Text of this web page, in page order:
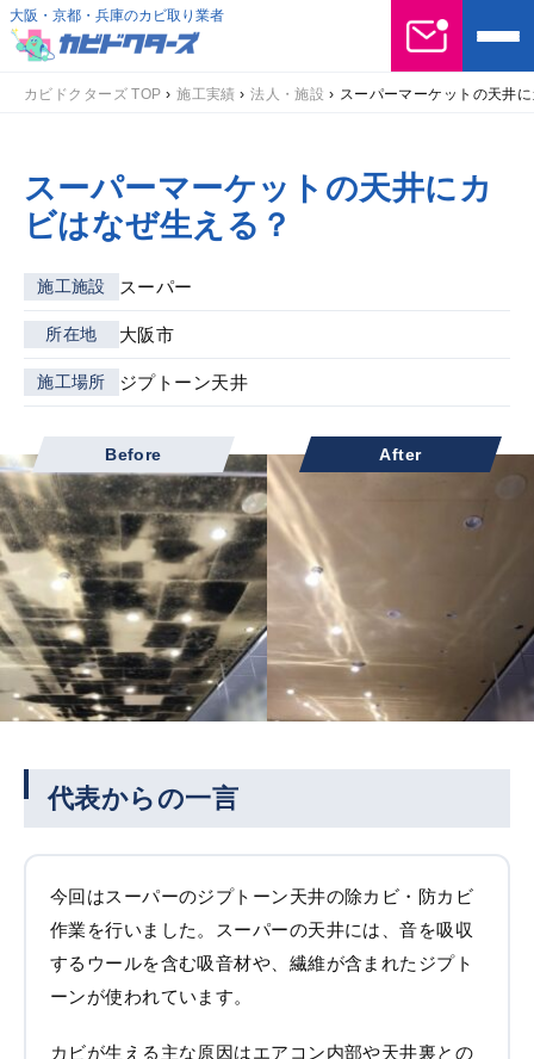
大阪・京都・兵庫のカビ取り業者
カビドクターズ TOP› 施工実績› 法人・施設 › スーパーマーケットの天井
スーパーマーケットの天井にカ
ビはなぜ生える？
施工施設 スーパー
所在地 大阪市
施工場所 ジプトーン天井
Before After
代表からの一言
今回はスーパーのジプトーン天井の除カビ・防カビ
作業を行いました。スーパーの天井には、音を吸収
するウールを含む吸音材や、繊維が含まれたジプト
ーンが使われています。
カビが生える主な原因はエアコン内部や天井裏との